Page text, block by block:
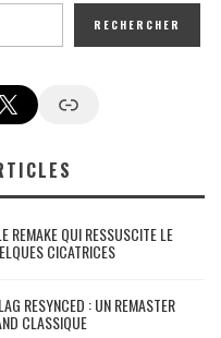
RECHERCHER
Google News
REMAKE QUI RESSUSCITE LE
CICATRICES
RESYNCED : UN REMASTER
CLASSIQUE